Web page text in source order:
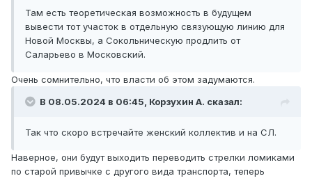
Там есть теоретическая возможность в будущем
вывести тот участок в отдельную связующую линию для
Новой Москвы, а Сокольническую продлить от
Саларьево в Московский.
Очень сомнительно, что власти об этом задумаются.
В 08.05.2024 в 06:45, Корзухин А. сказал:
Так что скоро встречайте женский коллектив и на СЛ.
Наверное, они будут выходить переводить стрелки ломиками
по старой привычке с другого вида транспорта, теперь